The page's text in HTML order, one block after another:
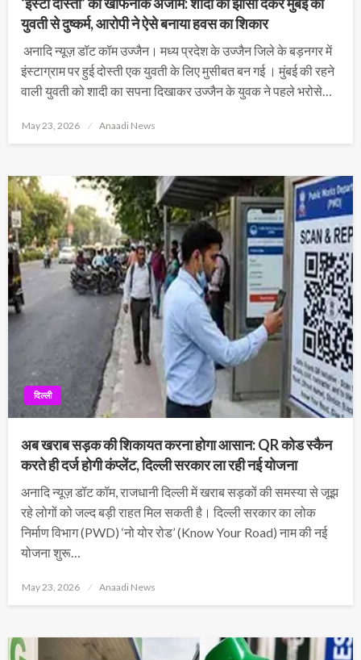
युवती से दुष्कर्म, आरोपी ने ऐसे बनाया हवस का शिकार
अनादि न्यूज़ डॉट कॉम उज्जैन। मध्य प्रदेश के उज्जैन जिले के बड़नगर में
इंस्टाग्राम पर हुई दोस्ती एक युवती के लिए मुसीबत बन गई । मुंबई की रहने
वाली युवती को शादी का सपना दिखाकर उज्जैन के युवक ने पहले भरोसे…
Posted
May 23, 2026 Anaadi News
दिल्ली
अब खराब सड़क की शिकायत करना होगा आसान: QR कोड स्कैन
करते ही दर्ज होगी कंप्लेंट, दिल्ली सरकार ला रही नई योजना
अनादि न्यूज़ डॉट कॉम, राजधानी दिल्ली में खराब सड़कों की समस्या से जूझ
रहे लोगों को जल्द बड़ी राहत मिल सकती है। दिल्ली सरकार का लोक
निर्माण विभाग (PWD) ‘नो योर रोड’ (Know Your Road) नाम की नई
योजना शुरू…
Posted
May 23, 2026 Anaadi News